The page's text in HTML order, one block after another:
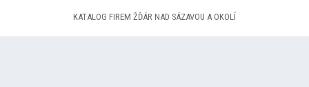
KATALOG FIREM ŽĎÁR NAD SÁZAVOU A OKOLÍ